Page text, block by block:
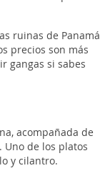
ruinas de Panamá
precios son más
gangas si sabes
acompañada de
Uno de los platos
y cilantro.